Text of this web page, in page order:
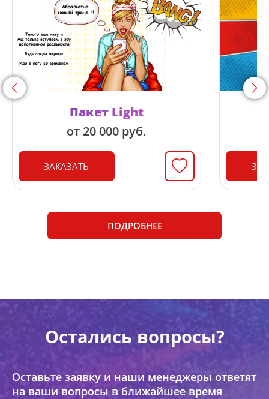
<
Пакет Light
от 20 000 руб.
ЗАКАЗАТЬ
>
ПОДРОБНЕЕ
Остались вопросы?
Оставьте заявку и наши менеджеры ответят
на ваши вопросы в ближайшее время